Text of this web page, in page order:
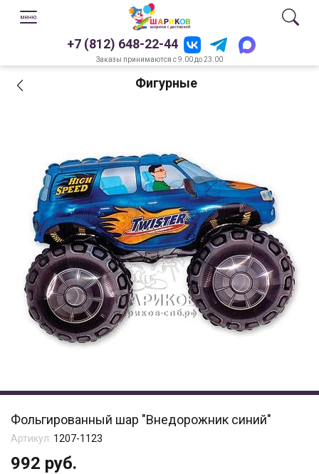
+7 (812) 648-22-44
Заказы принимаются с 9.00 до 23.00
Фигурные
Фольгированный шар "Внедорожник синий"
Артикул: 1207-1123
992 руб.